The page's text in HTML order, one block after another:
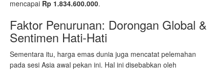
mencapai Rp 1.834.600.000.
Faktor Penurunan: Dorongan Global &
Sentimen Hati-Hati
Sementara itu, harga emas dunia juga mencatat pelemahan
pada sesi Asia awal pekan ini. Hal ini disebabkan oleh